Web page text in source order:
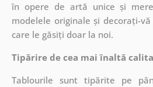
în opere de artă unice și
modelele originale și decorați-
care le găsiți doar la noi.
Tipărire de cea mai înaltă
Tablourile sunt tipărite pe